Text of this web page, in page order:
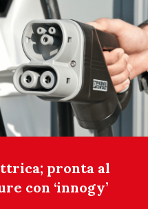
pronta al
con ‘innogy’